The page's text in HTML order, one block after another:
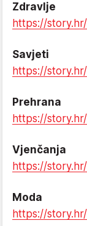
Zdravlje
https://
Savjeti
https://
Prehrana
https://
Vjenčanja
https://
Moda
https://